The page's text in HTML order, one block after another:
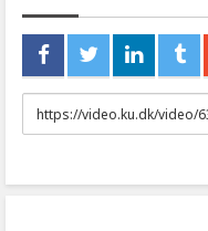
URL
to